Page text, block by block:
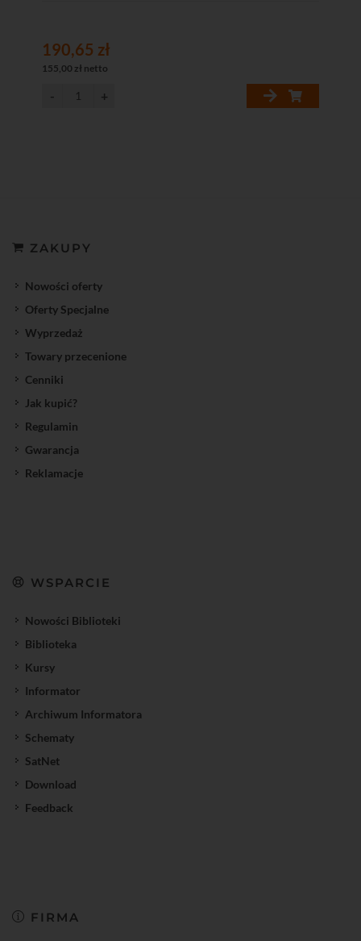
190,65 zł
155,00 zł netto
ZAKUPY
Nowości oferty
Oferty Specjalne
Wyprzedaż
Towary przecenione
Cenniki
Jak kupić?
Regulamin
Gwarancja
Reklamacje
WSPARCIE
Nowości Biblioteki
Biblioteka
Kursy
Informator
Archiwum Informatora
Schematy
SatNet
Download
Feedback
FIRMA